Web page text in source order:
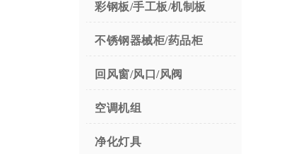
彩钢板/手工板/机制板
不锈钢器械柜/药品柜
回风窗/风口/风阀
空调机组
净化灯具